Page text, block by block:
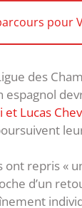
pour
des
Lucas
ont repris «
d’un